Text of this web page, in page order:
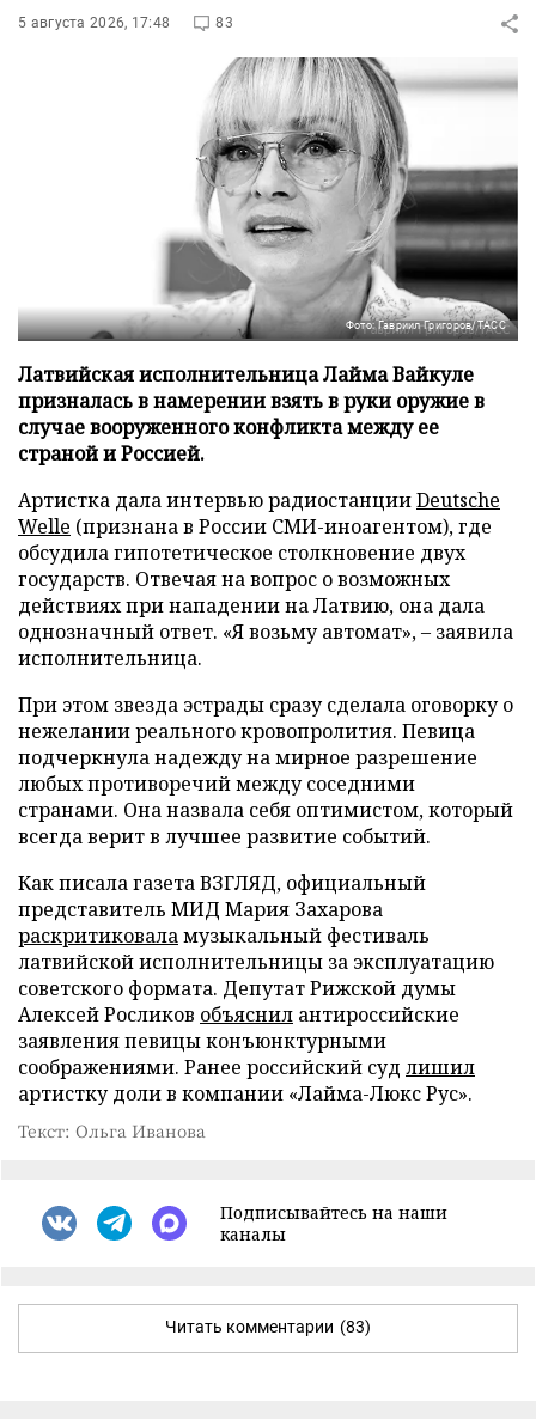
5 августа 2026, 17:48 83
Фото: Гавриил Григоров/ТАСС
Латвийская исполнительница Лайма Вайкуле
призналась в намерении взять в руки оружие в
случае вооруженного конфликта между ее
страной и Россией.
Артистка дала интервью радиостанцииDeutsche
Welle (признана в России СМИ-иноагентом), где
обсудила гипотетическое столкновение двух
государств. Отвечая на вопрос о возможных
действиях при нападении на Латвию, она дала
однозначный ответ. «Я возьму автомат», – заявила
исполнительница.
При этом звезда эстрады сразу сделала оговорку о
нежелании реального кровопролития. Певица
подчеркнула надежду на мирное разрешение
любых противоречий между соседними
странами. Она назвала себя оптимистом, который
всегда верит в лучшее развитие событий.
Как писала газета ВЗГЛЯД, официальный
представитель МИД Мария Захарова
раскритиковаламузыкальный фестиваль
латвийской исполнительницы за эксплуатацию
советского формата. Депутат Рижской думы
Алексей Росликов объяснил антироссийские
заявления певицы конъюнктурными
соображениями. Ранее российский суд лишил
артистку доли в компании «Лайма-Люкс Рус».
Текст: Ольга Иванова
Подписывайтесь на наши
каналы
Читать комментарии (83)